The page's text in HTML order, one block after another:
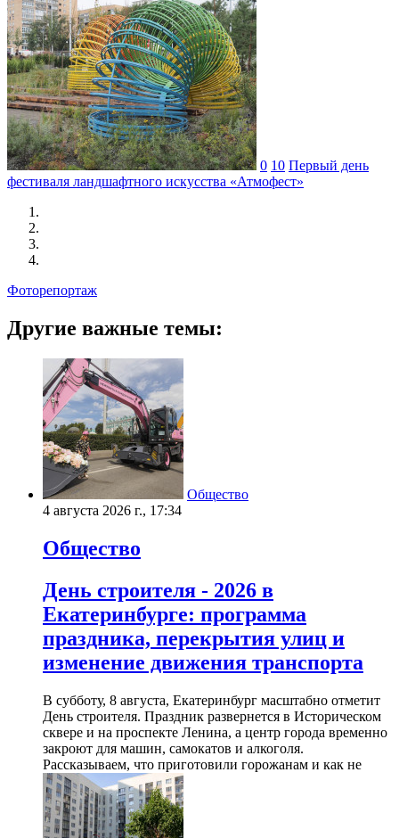
0 10 Первый день
фестиваля ландшафтного искусства «Атмофест»
Фоторепортаж
Другие важные темы:
Общество
4 августа 2026 г., 17:34
Общество
День строителя - 2026 в
Екатеринбурге: программа
праздника, перекрытия улиц и
изменение движения транспорта
В субботу, 8 августа, Екатеринбург масштабно отметит
День строителя. Праздник развернется в Историческом
сквере и на проспекте Ленина, а центр города временно
закроют для машин, самокатов и алкоголя.
Рассказываем, что приготовили горожанам и как не